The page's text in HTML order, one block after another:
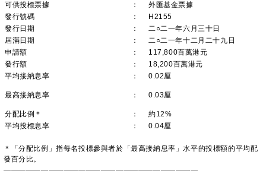
可供投標票據
：
外匯基金票據
發行號碼
：
H2155
發行日期
：
二○二一年六月三十日
屆滿日期
：
二○二一年十二月二十九日
申請額
：
117,800百萬港元
發行額
：
18,200百萬港元
平均接納息率
： 0.02厘
最高接納息率 ： 0.03厘
分配比例＊ ：
約12%
平均投標息率
： 0.04厘
＊「分配比例」指每名投標參與者於「最高接納息率」水平的投標額的平均配
發百分比。